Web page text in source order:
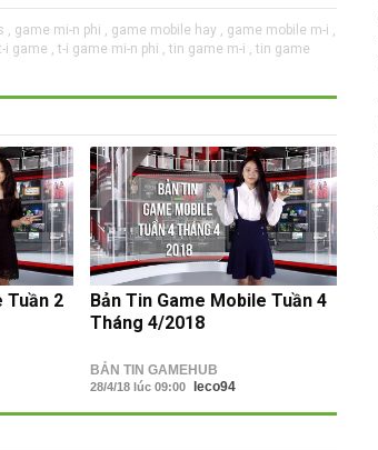
, game mi-n phi , game mobile hay , game mobile m-i ,
i game , t-i game mi-n phi , tin game m-i , tin game
Tuần 2
Bản Tin Game Mobile Tuần 4
Tháng 4/2018
BẢN TIN GAMEHUB
28/4/18 lúc 09:00 leco94